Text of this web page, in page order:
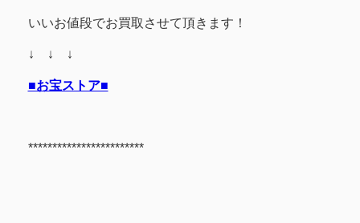
いいお値段でお買取させて頂きます！
↓ ↓ ↓
■お宝ストア■
************************